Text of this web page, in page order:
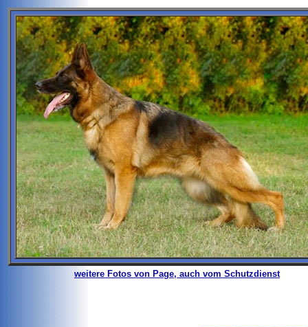
weitere Fotos von Page, auch vom Schutzdienst